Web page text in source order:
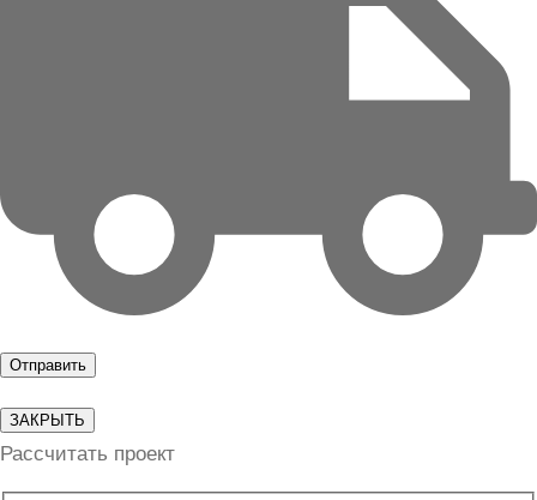
ЗАКРЫТЬ
Рассчитать проект